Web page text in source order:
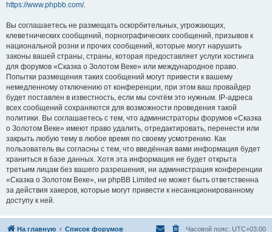
https://www.phpbb.com/.
Вы соглашаетесь не размещать оскорбительных, угрожающих,
клеветнических сообщений, порнографических сообщений, призывов к
национальной розни и прочих сообщений, которые могут нарушить
законы вашей страны, страны, которая предоставляет услуги хостинга
для форумов «Сказка о Золотом Веке» или международное право.
Попытки размещения таких сообщений могут привести к вашему
немедленному отключению от конференции, при этом ваш провайдер
будет поставлен в известность, если мы сочтём это нужным. IP-адреса
всех сообщений сохраняются для возможности проведения такой
политики. Вы соглашаетесь с тем, что администраторы форумов «Сказка
о Золотом Веке» имеют право удалить, отредактировать, перенести или
закрыть любую тему в любое время по своему усмотрению. Как
пользователь вы согласны с тем, что введённая вами информация будет
храниться в базе данных. Хотя эта информация не будет открыта
третьим лицам без вашего разрешения, ни администрация конференции
«Сказка о Золотом Веке», ни phpBB Limited не может быть ответственна
за действия хакеров, которые могут привести к несанкционированному
доступу к ней.
На главную Список форумов Часовой пояс: UTC+03:00